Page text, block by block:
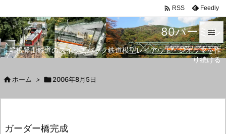
80パーミル
箱根登山鉄道のスイッチバック鉄道模型レイアウト・ジオラマを作
り続ける


メニュ
 RSS Feedly
 ホーム > 2006年8月5日
ガーダー橋完成